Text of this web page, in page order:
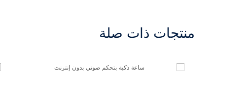
منتجات ذات صلة